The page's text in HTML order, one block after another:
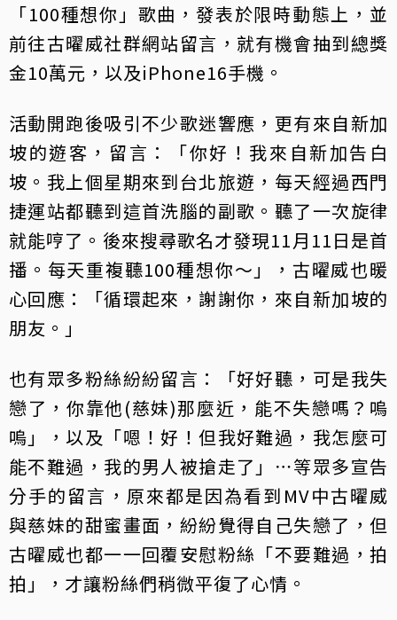
「100種想你」歌曲，發表於限時動態上，並
前往古曜威社群網站留言，就有機會抽到總獎
金10萬元，以及iPhone16手機。
活動開跑後吸引不少歌迷響應，更有來自新加
坡的遊客，留言：「你好！我來自新加告白
坡。我上個星期來到台北旅遊，每天經過西門
捷運站都聽到這首洗腦的副歌。聽了一次旋律
就能哼了。後來搜尋歌名才發現11月11日是首
播。每天重複聽100種想你～」，古曜威也暖
心回應：「循環起來，謝謝你，來自新加坡的
朋友。」
也有眾多粉絲紛紛留言：「好好聽，可是我失
戀了，你靠他(慈妹)那麼近，能不失戀嗎？嗚
嗚」，以及「嗯！好！但我好難過，我怎麼可
能不難過，我的男人被搶走了」⋯等眾多宣告
分手的留言，原來都是因為看到MV中古曜威
與慈妹的甜蜜畫面，紛紛覺得自己失戀了，但
古曜威也都一一回覆安慰粉絲「不要難過，拍
拍」，才讓粉絲們稍微平復了心情。